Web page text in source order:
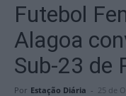
Futebol
Alagoa
Sub-23 de
Por Estação Diária - 25 de